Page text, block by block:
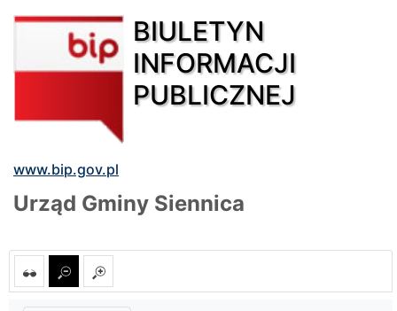
BIULETYN
INFORMACJI
PUBLICZNEJ
www.bip.gov.pl
Urząd Gminy Siennica